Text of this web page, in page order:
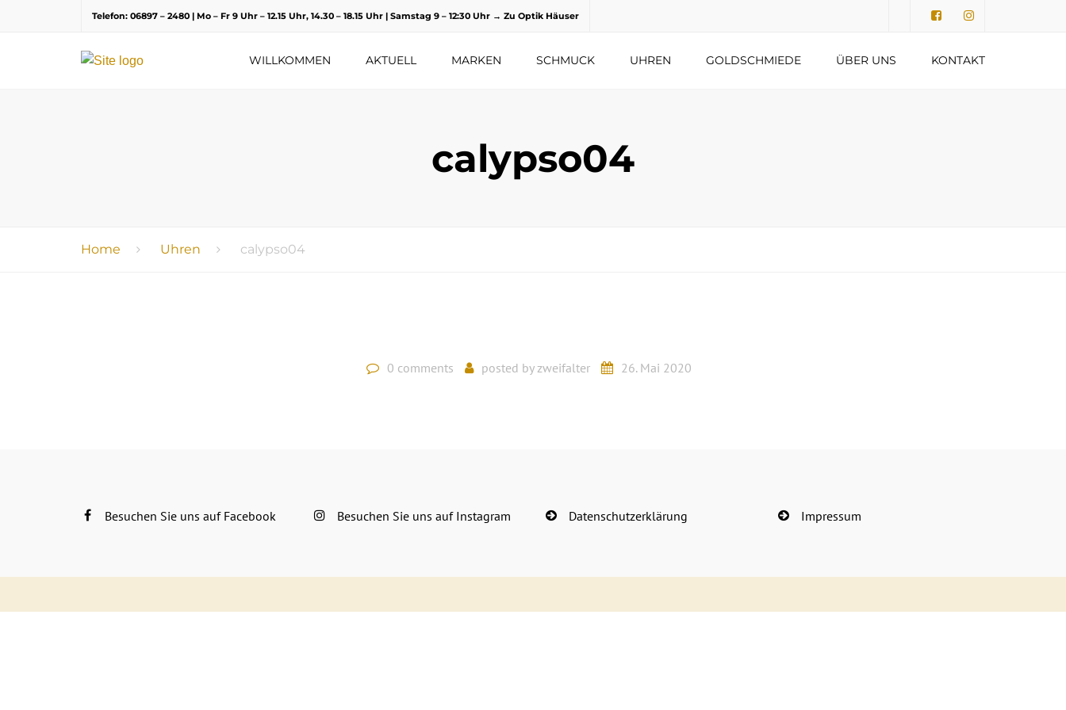
Telefon: 06897 – 2480 | Mo – Fr 9 Uhr – 12.15 Uhr, 14.30 – 18.15 Uhr | Samstag 9 – 12:30 Uhr → Zu Optik Häuser
Submit
WILLKOMMEN AKTUELL MARKEN SCHMUCK UHREN GOLDSCHMIEDE ÜBER UNS KONTAKT
calypso04
Home Uhren calypso04
0 comments posted by zweifalter 26. Mai 2020
Besuchen Sie uns auf Facebook Besuchen Sie uns auf Instagram Datenschutzerklärung Impressum